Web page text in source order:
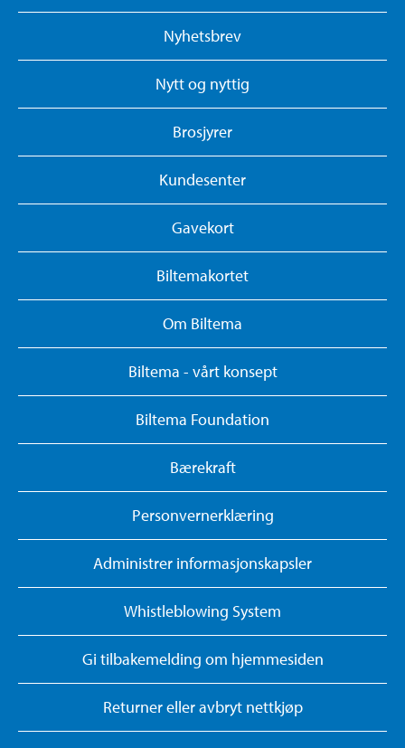
Nyhetsbrev
Nytt og nyttig
Brosjyrer
Kundesenter
Gavekort
Biltemakortet
Om Biltema
Biltema - vårt konsept
Biltema Foundation
Bærekraft
Personvernerklæring
Administrer informasjonskapsler
Whistleblowing System
Gi tilbakemelding om hjemmesiden
Returner eller avbryt nettkjøp